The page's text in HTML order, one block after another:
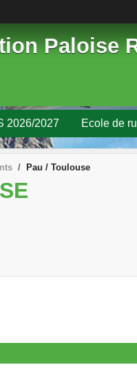
Paloise
2026/2027 Ecole de
Pau / Toulouse